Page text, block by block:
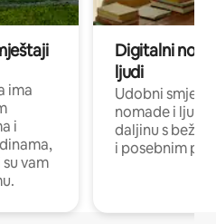
ima
i
vam
Digitalni
ljudi
Udobni
nomade i ljude
daljinu s
i posebnim